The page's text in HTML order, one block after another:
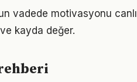
vadede motivasyonu canlı
kayda değer.